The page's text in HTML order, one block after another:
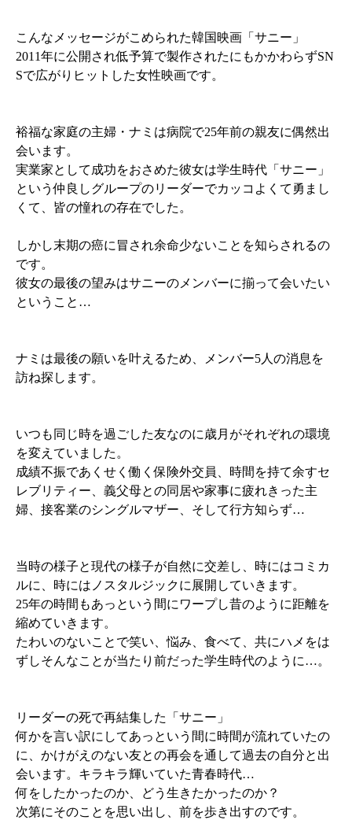
こんなメッセージがこめられた韓国映画「サニー」
2011年に公開され低予算で製作されたにもかかわらずSN
Sで広がりヒットした女性映画です。
裕福な家庭の主婦・ナミは病院で25年前の親友に偶然出
会います。
実業家として成功をおさめた彼女は学生時代「サニー」
という仲良しグループのリーダーでカッコよくて勇まし
くて、皆の憧れの存在でした。
しかし末期の癌に冒され余命少ないことを知らされるの
です。
彼女の最後の望みはサニーのメンバーに揃って会いたい
ということ…
ナミは最後の願いを叶えるため、メンバー5人の消息を
訪ね探します。
いつも同じ時を過ごした友なのに歳月がそれぞれの環境
を変えていました。
成績不振であくせく働く保険外交員、時間を持て余すセ
レブリティー、義父母との同居や家事に疲れきった主
婦、接客業のシングルマザー、そして行方知らず…
当時の様子と現代の様子が自然に交差し、時にはコミカ
ルに、時にはノスタルジックに展開していきます。
25年の時間もあっという間にワープし昔のように距離を
縮めていきます。
たわいのないことで笑い、悩み、食べて、共にハメをは
ずしそんなことが当たり前だった学生時代のように…。
リーダーの死で再結集した「サニー」
何かを言い訳にしてあっという間に時間が流れていたの
に、かけがえのない友との再会を通して過去の自分と出
会います。キラキラ輝いていた青春時代…
何をしたかったのか、どう生きたかったのか？
次第にそのことを思い出し、前を歩き出すのです。